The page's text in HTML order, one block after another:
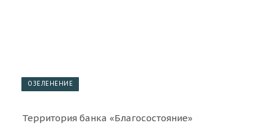
ОЗЕЛЕНЕНИЕ
Территория банка «Благосостояние»